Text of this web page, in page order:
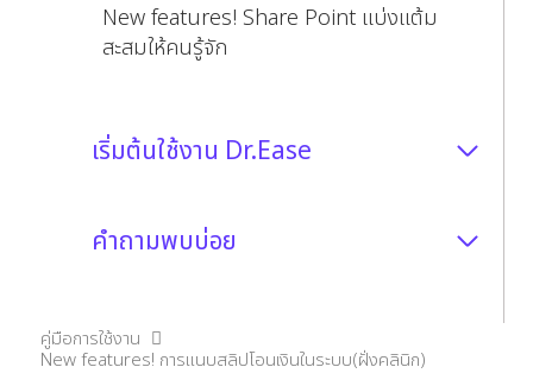
New features! Share Point แบ่งแต้ม
สะสมให้คนรู้จัก
เริ่มต้นใช้งาน Dr.Ease
คำถามพบบ่อย
คู่มือการใช้งาน
New features! การแนบสลิปโอนเงินในระบบ(ฝั่งคลินิก)